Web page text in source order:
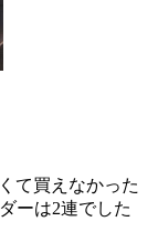
て買えなかった
ーは2連でした